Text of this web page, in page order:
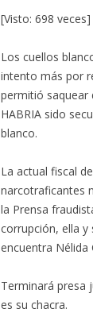
[Visto: 698 veces]
Los cuellos
intento más por
permitió saquear
HABRIA sido
blanco.
La actual fiscal
narcotraficantes
la Prensa
corrupción, ella y
encuentra Nélida
Terminará presa
es su chacra.